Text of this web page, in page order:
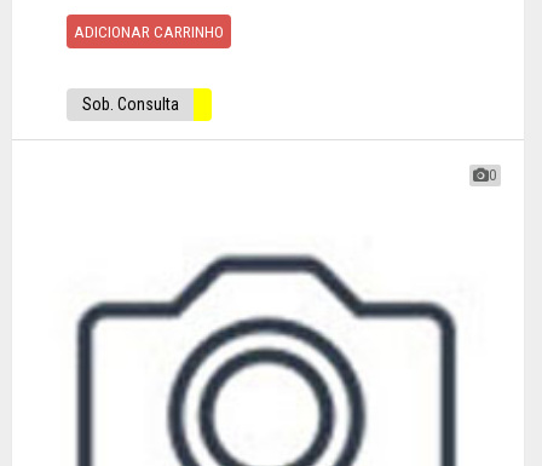
ADICIONAR CARRINHO
Sob. Consulta
0